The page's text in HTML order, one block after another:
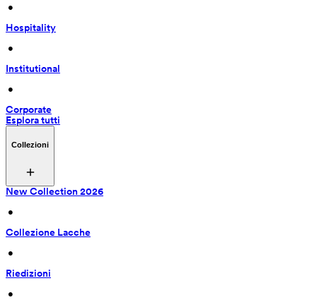
•
Hospitality
•
Institutional
•
Corporate
Esplora tutti
Collezioni
New Collection 2026
•
Collezione Lacche
•
Riedizioni
•